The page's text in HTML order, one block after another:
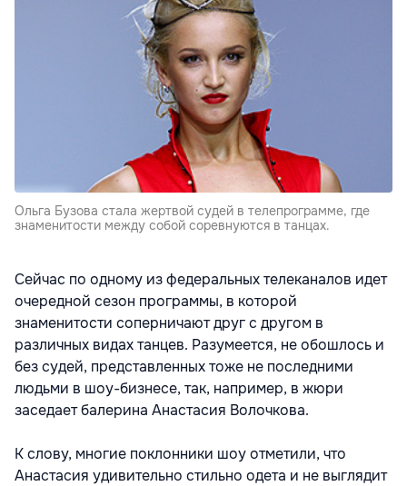
Ольга Бузова стала жертвой судей в телепрограмме, где
знаменитости между собой соревнуются в танцах.
Сейчас по одному из федеральных телеканалов идет
очередной сезон программы, в которой
знаменитости соперничают друг с другом в
различных видах танцев. Разумеется, не обошлось и
без судей, представленных тоже не последними
людьми в шоу-бизнесе, так, например, в жюри
заседает балерина Анастасия Волочкова.
К слову, многие поклонники шоу отметили, что
Анастасия удивительно стильно одета и не выглядит